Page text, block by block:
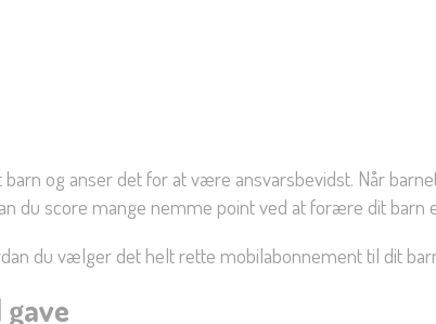
og anser det for at være ansvarsbevidst. Når
du score mange nemme point ved at forære dit barn
du vælger det helt rette mobilabonnement til dit